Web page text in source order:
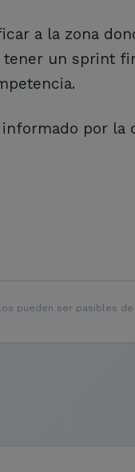
a la zona
tener un sprint
por la
pueden ser pasibles de